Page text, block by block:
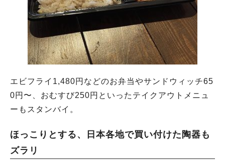
エビフライ1,480円などのお弁当やサンドウィッチ65
0円〜、おむすび250円といったテイクアウトメニュ
ーもスタンバイ。
ほっこりとする、日本各地で買い付けた陶器も
ズラリ